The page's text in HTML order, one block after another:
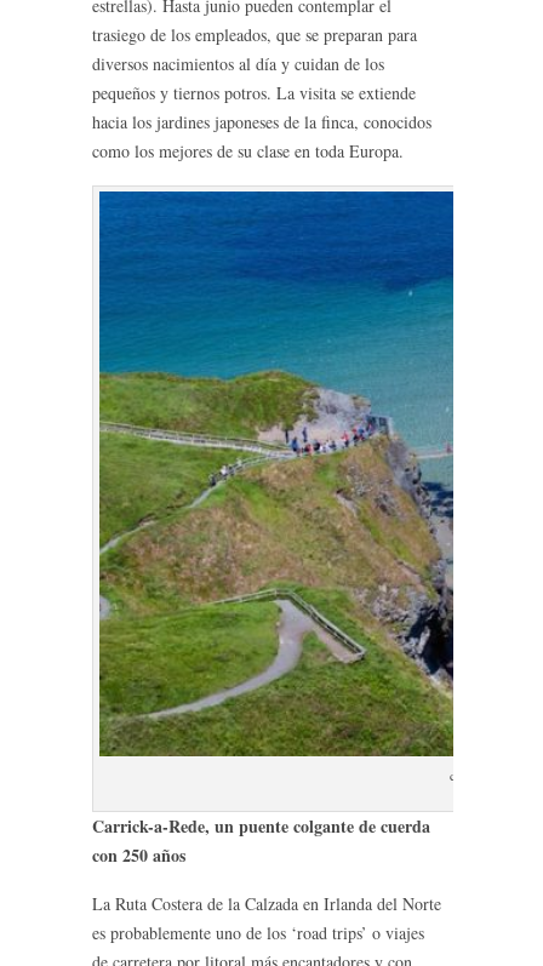
estrellas). Hasta junio pueden contemplar el
trasiego de los empleados, que se preparan para
diversos nacimientos al día y cuidan de los
pequeños y tiernos potros. La visita se extiende
hacia los jardines japoneses de la finca, conocidos
como los mejores de su clase en toda Europa.
carrick a rede
Carrick-a-Rede, un puente colgante de cuerda
con 250 años
La Ruta Costera de la Calzada en Irlanda del Norte
es probablemente uno de los ‘road trips’ o viajes